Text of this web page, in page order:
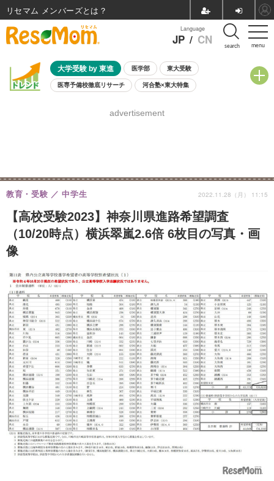
menu
Language
JP / CN search
大学受験 by 東進 医学部 東大受験
医専予備校徹底リサーチ 河合塾×東大特集
8月開催学校説明会・相談会
advertisement
【高校受験2023】神奈川県進路希望調査
（10/20時点）横浜翠嵐2.6倍 6枚目の写真・画
像
教育・受験 中学生 2022.11.28（月） 11:15
リセマム メンバーズ